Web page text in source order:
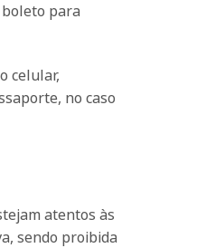
para
celular,
no caso
atentos às
sendo proibida